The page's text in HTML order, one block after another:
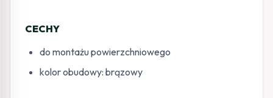
CECHY
do montażu powierzchniowego
kolor obudowy: brązowy